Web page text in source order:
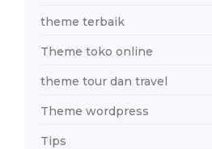
theme terbaik
Theme toko online
theme tour dan travel
Theme wordpress
Tips